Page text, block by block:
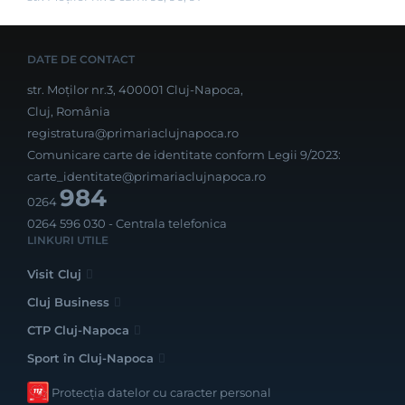
DATE DE CONTACT
str. Moților nr.3, 400001 Cluj-Napoca,
Cluj, România
registratura@primariaclujnapoca.ro
Comunicare carte de identitate conform Legii 9/2023:
carte_identitate@primariaclujnapoca.ro
0264984
0264 596 030 - Centrala telefonica
LINKURI UTILE
Visit Cluj
Cluj Business
CTP Cluj-Napoca
Sport în Cluj-Napoca
Protecția datelor cu caracter personal